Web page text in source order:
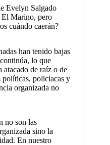
Evelyn Salgado
El Marino, pero
cuándo caerán?
han tenido bajas
lo que
atacado de raíz o de
políticas, policiacas y
organizada no
no son las
sino la
En nuestro